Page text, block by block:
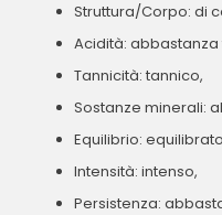
Struttura/Corpo: di
Acidità: abbastanza
Tannicità: tannico,
Sostanze minerali:
Equilibrio: equilibrato
Intensità: intenso,
Persistenza: